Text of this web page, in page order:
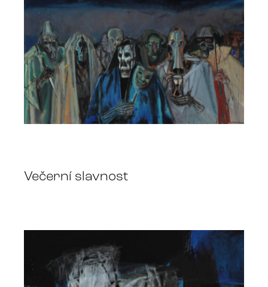
Večerní slavnost